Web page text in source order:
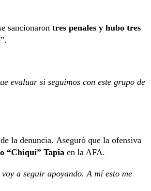
sancionaron tres penales y hubo tres
evaluar si seguimos con este grupo de
la denuncia. Aseguró que la ofensiva
“Chiqui” Tapia en la AFA.
a seguir apoyando. A mí esto me